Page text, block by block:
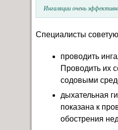
Ингаляции очень
Специалисты
проводить
Проводить их
содовыми
дыхательная
показана к
обострения